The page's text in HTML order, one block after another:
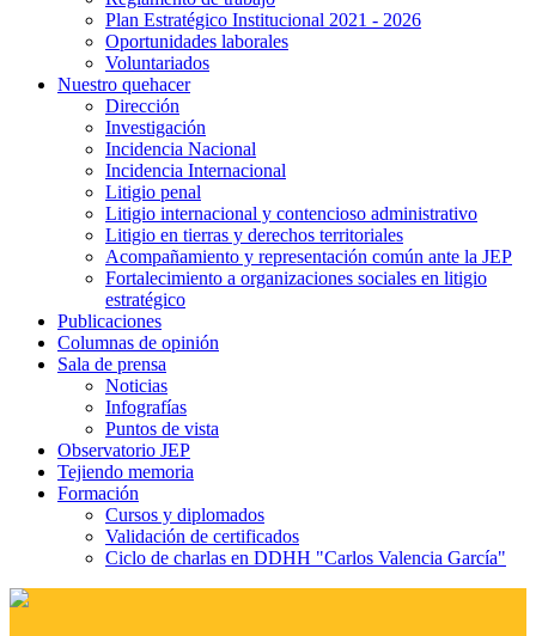
Plan Estratégico Institucional 2021 - 2026
Oportunidades laborales
Voluntariados
Nuestro quehacer
Dirección
Investigación
Incidencia Nacional
Incidencia Internacional
Litigio penal
Litigio internacional y contencioso administrativo
Litigio en tierras y derechos territoriales
Acompañamiento y representación común ante la JEP
Fortalecimiento a organizaciones sociales en litigio
estratégico
Publicaciones
Columnas de opinión
Sala de prensa
Noticias
Infografías
Puntos de vista
Observatorio JEP
Tejiendo memoria
Formación
Cursos y diplomados
Validación de certificados
Ciclo de charlas en DDHH "Carlos Valencia García"